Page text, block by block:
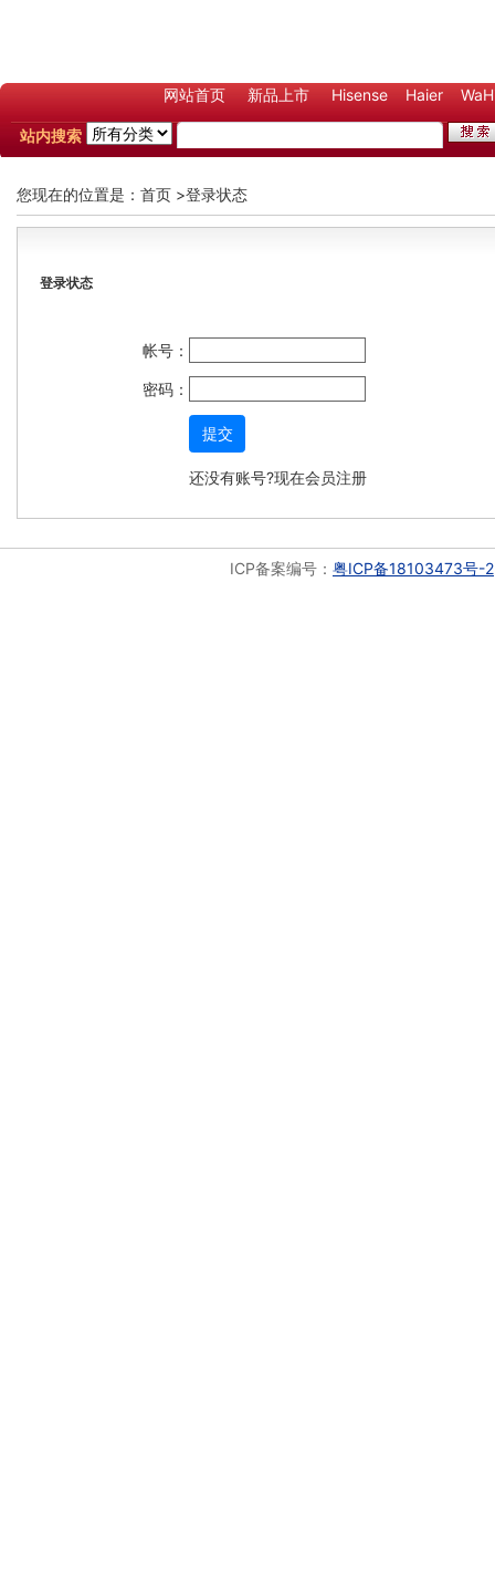
网站首页 新品上市 Hisense Haier
站内搜索
您现在的位置是： 首页 >登录状态
登录状态
帐号：
密码：
提交
还没有账号?现在会员注册
ICP备案编号： 粤ICP备18103473号-2